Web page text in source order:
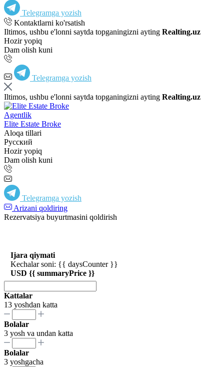
Telegramga yozish
Kontaktlarni ko'rsatish
Iltimos, ushbu e'lonni saytda topganingizni ayting Realting.uz
Hozir yopiq
Dam olish kuni
Telegramga yozish
Iltimos, ushbu e'lonni saytda topganingizni ayting Realting.uz
Agentlik
Elite Estate Broke
Aloqa tillari
Русский
Hozir yopiq
Dam olish kuni
Telegramga yozish
Arizani qoldiring
Rezervatsiya buyurtmasini qoldirish
Ijara qiymati
Kechalar soni: {{ daysCounter }}
USD {{ summaryPrice }}
Kattalar
13 yoshdan katta
Bolalar
3 yosh va undan katta
Bolalar
3 yoshgacha